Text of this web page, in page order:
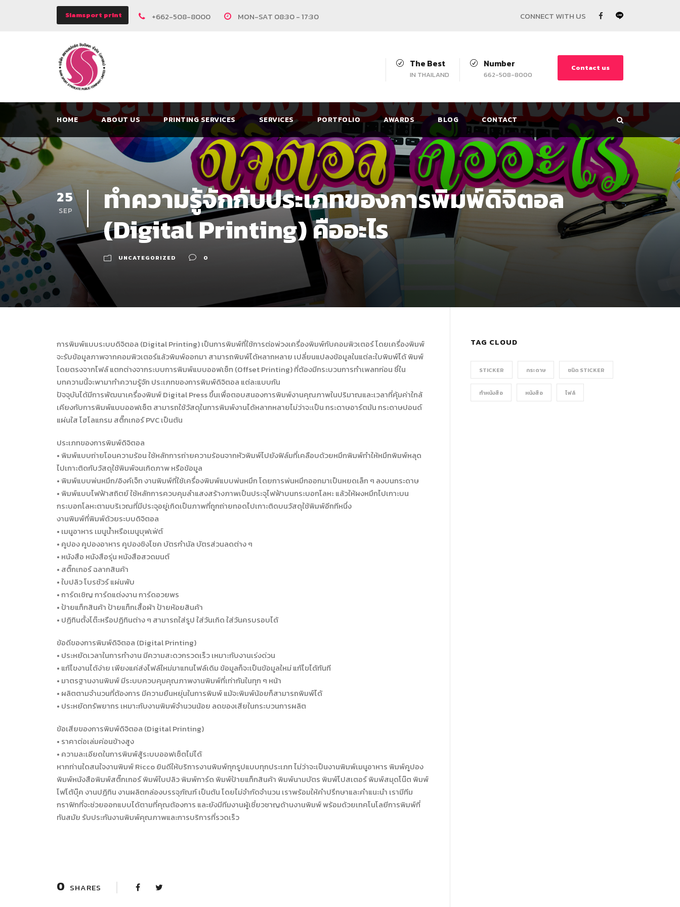
Siamsport print +662-508-8000 MON-SAT 08:30 - 17:30
The Best
IN THAILAND
Number
662-508-8000
Contact us
HOME ABOUT US PRINTING SERVICES SERVICES PORTFOLIO AWARDS BLOG CONTACT
25
SEP
ทำความรู้จักกับประเภทของการพิมพ์ดิจิตอล
(Digital Printing) คืออะไร
UNCATEGORIZED 0
การพิมพ์แบบระบบดิจิตอล (Digital Printing) เป็นการพิมพ์ที่ใช้การต่อพ่วงเครื่องพิมพ์กับคอมพิวเตอร์ โดยเครื่องพิมพ์
จะรับข้อมูลภาพจากคอมพิวเตอร์แล้วพิมพ์ออกมา สามารถพิมพ์ได้หลากหลาย เปลี่ยนแปลงข้อมูลในแต่ละใบพิมพ์ได้ พิมพ์
โดยตรงจากไฟล์ แตกต่างจากระบบการพิมพ์แบบออฟเซ็ท (Offset Printing) ที่ต้องมีกระบวนการทำเพลทก่อน ซึ่ใน
บทความนี้จะพามาทำความรู้จัก ประเภทของการพิมพ์ดิจิตอล แต่ละแบบกัน
ปัจจุบันได้มีการพัฒนาเครื่องพิมพ์ Digital Press ขึ้นเพื่อตอบสนองการพิมพ์งานคุณภาพในปริมาณและเวลาที่คุ้มค่าใกล้
เคียงกับการพิมพ์แบบออฟเซ็ต สามารถใช้วัสดุในการพิมพ์งานได้หลากหลายไม่ว่าจะเป็น กระดาษอาร์ตมัน กระดาษปอนด์
แผ่นใส โฮโลแกรม สติ๊กเกอร์ PVC เป็นต้น
ประเภทของการพิมพ์ดิจิตอล
• พิมพ์แบบถ่ายโอนความร้อน ใช้หลักการถ่ายความร้อนจากหัวพิมพ์ไปยังฟิล์มที่เคลือบด้วยหมึกพิมพ์ทำให้หมึกพิมพ์หลุด
ไปเกาะติดกับวัสดุใช้พิมพ์จนเกิดภาพ หรือข้อมูล
• พิมพ์แบบพ่นหมึก/อิงค์เจ็ท งานพิมพ์ที่ใช้เครื่องพิมพ์แบบพ่นหมึก โดยการพ่นหมึกออกมาเป็นหยดเล็ก ๆ ลงบนกระดาษ
• พิมพ์แบบไฟฟ้าสถิตย์ ใช้หลักการควบคุมลำแสงสร้างภาพเป็นประจุไฟฟ้าบนกระบอกโลหะ แล้วให้ผงหมึกไปเกาะบน
กระบอกโลหะตามบริเวณที่มีประจุอยู่เกิดเป็นภาพที่ถูกถ่ายทอดไปเกาะติดบนวัสดุใช้พิมพ์อีกทีหนึ่ง
งานพิมพ์ที่พิมพ์ด้วยระบบดิจิตอล
• เมนูอาหาร เมนูน้ำหรือเมนูบุฟเฟ่ต์
• คูปอง คูปองอาหาร คูปองชิงโชค บัตรกำนัล บัตรส่วนลดต่าง ๆ
• หนังสือ หนังสือรุ่น หนังสือสวดมนต์
• สติ๊กเกอร์ ฉลากสินค้า
• ใบปลิว โบรชัวร์ แผ่นพับ
• การ์ดเชิญ การ์ดแต่งงาน การ์ดอวยพร
• ป้ายแท็กสินค้า ป้ายแท็กเสื้อผ้า ป้ายห้อยสินค้า
• ปฏิทินตั้งโต๊ะหรือปฏิทินต่าง ๆ สามารถใส่รูป ใส่วันเกิด ใส่วันครบรอบได้
ข้อดีของการพิมพ์ดิจิตอล (Digital Printing)
• ประหยัดเวลาในการทำงาน มีความสะดวกรวดเร็ว เหมาะกับงานเร่งด่วน
• แก้ไขงานได้ง่าย เพียงแค่ส่งไฟล์ใหม่มาแทนไฟล์เดิม ข้อมูลก็จะเป็นข้อมูลใหม่ แก้ไขได้ทันที
• มาตรฐานงานพิมพ์ มีระบบควบคุมคุณภาพงานพิมพ์ที่เท่ากันในทุก ๆ หน้า
• ผลิตตามจำนวนที่ต้องการ มีความยืนหยุ่นในการพิมพ์ แม้จะพิมพ์น้อยก็สามารถพิมพ์ได้
• ประหยัดทรัพยากร เหมาะกับงานพิมพ์จำนวนน้อย ลดของเสียในกระบวนการผลิต
ข้อเสียของการพิมพ์ดิจิตอล (Digital Printing)
• ราคาต่อเล่มค่อนข้างสูง
• ความละเอียดในการพิมพ์สู้ระบบออฟเซ็ตไม่ได้
หากท่านใดสนใจงานพิมพ์ Ricco ยินดีให้บริการงานพิมพ์ทุกรูปแบบทุกประเภท ไม่ว่าจะเป็นงานพิมพ์เมนูอาหาร พิมพ์คูปอง
พิมพ์หนังสือพิมพ์สติ๊กเกอร์ พิมพ์ใบปลิว พิมพ์การ์ด พิมพ์ป้ายแท็กสินค้า พิมพ์นามบัตร พิมพ์โปสเตอร์ พิมพ์สมุดโน๊ต พิมพ์
โฟโต้บุ๊ค งานปฏิทิน งานผลิตกล่องบรรจุภัณฑ์ เป็นต้น โดยไม่จำกัดจำนวน เราพร้อมให้คำปรึกษาและคำแนะนำ เรามีทีม
กราฟิกที่จะช่วยออกแบบได้ตามที่คุณต้องการ และยังมีทีมงานผู้เชี่ยวชาญด้านงานพิมพ์ พร้อมด้วยเทคโนโลยีการพิมพ์ที่
ทันสมัย รับประกันงานพิมพ์คุณภาพและการบริการที่รวดเร็ว
0 SHARES
TAG CLOUD
STICKER กระดาษ ชนิด STICKER
ทำหนังสือ หนังสือ ไฟล์